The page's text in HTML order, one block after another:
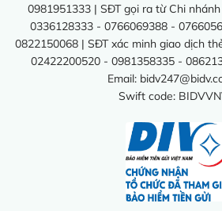
0981951333 | SĐT gọi ra từ Chi
0336128333 - 0766069388 -
0822150068 | SĐT xác minh giao dịch
02422200520 - 0981358335 -
Email:
Swift code: